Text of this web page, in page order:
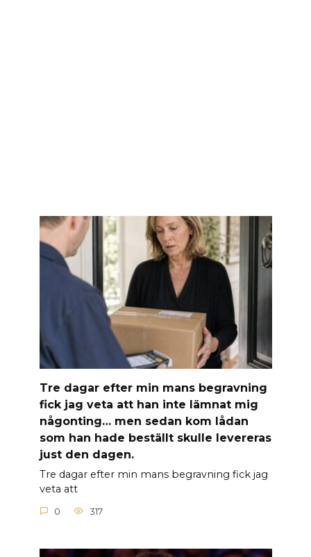
Tre dagar efter min mans begravning
fick jag veta att han inte lämnat mig
någonting… men sedan kom lådan
som han hade beställt skulle levereras
just den dagen.
Tre dagar efter min mans begravning fick jag
veta att
0 317